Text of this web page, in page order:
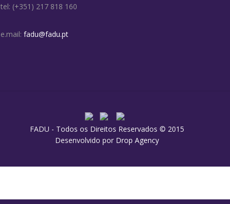
tel: (+351) 217 818 160
e.mail: fadu@fadu.pt
FADU - Todos os Direitos Reservados © 2015
Desenvolvido por Drop Agency